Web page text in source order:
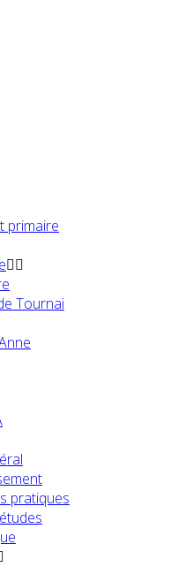
primaire
Tournai
pratiques